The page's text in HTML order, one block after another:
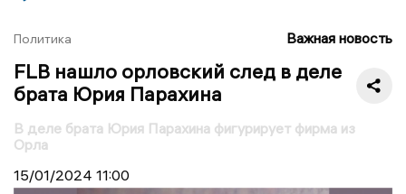
Политика Важная новость
FLB нашло орловский след в деле
брата Юрия Парахина
В деле брата Юрия Парахина фигурирует фирма из
Орла
15/01/2024 11:00